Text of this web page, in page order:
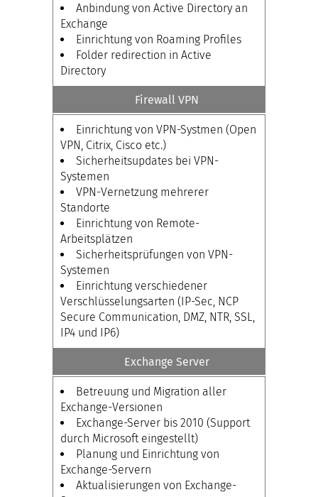
Anbindung von Active Directory an
Exchange
Einrichtung von Roaming Profiles
Folder redirection in Active
Directory
Firewall VPN
Einrichtung von VPN-Systmen (Open
VPN, Citrix, Cisco etc.)
Sicherheitsupdates bei VPN-
Systemen
VPN-Vernetzung mehrerer
Standorte
Einrichtung von Remote-
Arbeitsplätzen
Sicherheitsprüfungen von VPN-
Systemen
Einrichtung verschiedener
Verschlüsselungsarten (IP-Sec, NCP
Secure Communication, DMZ, NTR, SSL,
IP4 und IP6)
Exchange Server
Betreuung und Migration aller
Exchange-Versionen
Exchange-Server bis 2010 (Support
durch Microsoft eingestellt)
Planung und Einrichtung von
Exchange-Servern
Aktualisierungen von Exchange-